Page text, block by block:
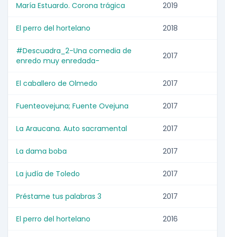
María Estuardo. Corona trágica 2019
El perro del hortelano 2018
#Descuadra_2-Una comedia de
enredo muy enredada-
2017
El caballero de Olmedo 2017
Fuenteovejuna; Fuente Ovejuna 2017
La Araucana. Auto sacramental 2017
La dama boba 2017
La judía de Toledo 2017
Préstame tus palabras 3 2017
El perro del hortelano 2016